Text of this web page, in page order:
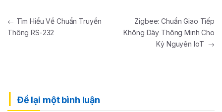
Điều hướng bài viết
← Tìm Hiểu Về Chuẩn Truyền
Thông RS-232
Zigbee: Chuẩn Giao Tiếp
Không Dây Thông Minh Cho
Kỷ Nguyên IoT →
Để lại một bình luận